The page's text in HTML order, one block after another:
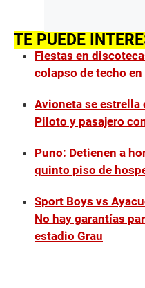
TE PUEDE
Fiestas en
colapso de techo
Avioneta se estrella
Piloto y pasajero
Puno: Detienen a
quinto piso de
Sport Boys vs
No hay garantías
estadio Grau